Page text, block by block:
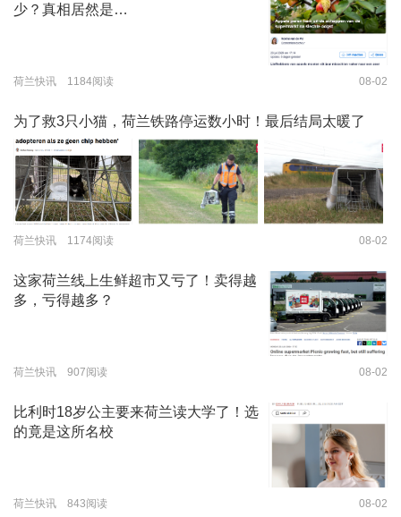
少？真相居然是…
荷兰快讯 1184阅读 08-02
为了救3只小猫，荷兰铁路停运数小时！最后结局太暖了
荷兰快讯 1174阅读 08-02
这家荷兰线上生鲜超市又亏了！卖得越
多，亏得越多？
荷兰快讯 907阅读 08-02
比利时18岁公主要来荷兰读大学了！选
的竟是这所名校
荷兰快讯 843阅读 08-02